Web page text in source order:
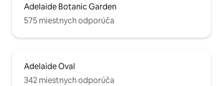
Adelaide Botanic Garden
575 miestnych odporúča
Adelaide Oval
342 miestnych odporúča